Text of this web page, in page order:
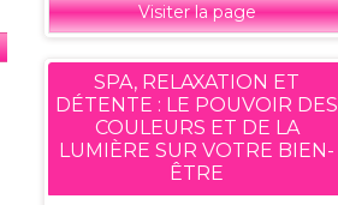
Visiter la page
SPA, RELAXATION ET
DÉTENTE : LE POUVOIR DES
COULEURS ET DE LA
LUMIÈRE SUR VOTRE BIEN-
ÊTRE